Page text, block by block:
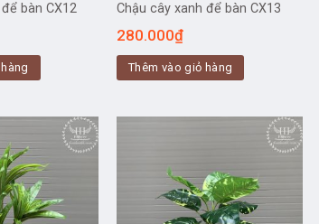
bàn CX12 Chậu cây xanh để bàn CX13
280.000₫
Thêm vào giỏ hàng